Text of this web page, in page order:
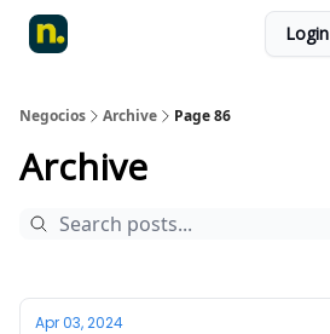
Login
Negocios Archive Page 86
Archive
Apr 03, 2024